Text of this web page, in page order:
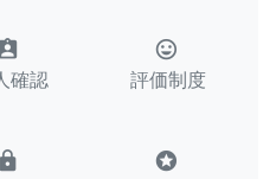
確認
tag_faces
評価制度
lock stars